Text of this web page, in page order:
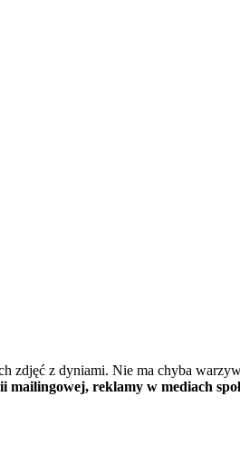
zdjęć z dyniami. Nie ma chyba
reklamy w mediach